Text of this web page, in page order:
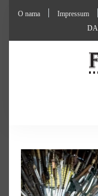
O nama Impressum